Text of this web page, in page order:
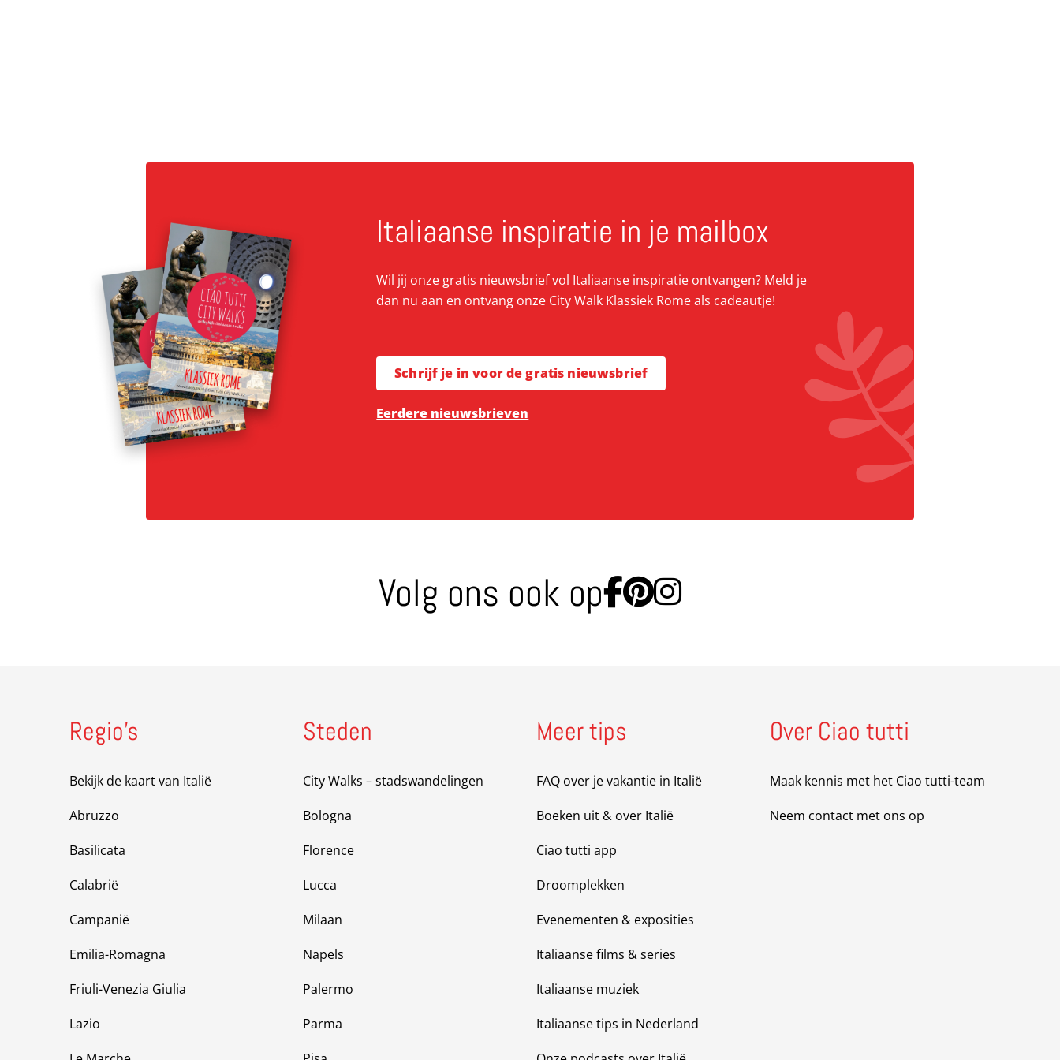
Italiaanse inspiratie in je mailbox
Wil jij onze gratis nieuwsbrief vol Italiaanse inspiratie ontvangen? Meld je
dan nu aan en ontvang onze City Walk Klassiek Rome als cadeautje!
Schrijf je in voor de gratis nieuwsbrief
Eerdere nieuwsbrieven
Volg ons ook op Ga naar Facebook
Ga naar Pinterest
Ga naar Instagram
Regio’s
Bekijk de kaart van Italië
Abruzzo
Basilicata
Calabrië
Campanië
Emilia-Romagna
Friuli-Venezia Giulia
Lazio
Steden
City Walks – stadswandelingen
Bologna
Florence
Lucca
Milaan
Napels
Palermo
Parma
Meer tips
FAQ over je vakantie in Italië
Boeken uit & over Italië
Ciao tutti app
Droomplekken
Evenementen & exposities
Italiaanse films & series
Italiaanse muziek
Italiaanse tips in Nederland
Over Ciao tutti
Maak kennis met het Ciao tutti-team
Neem contact met ons op